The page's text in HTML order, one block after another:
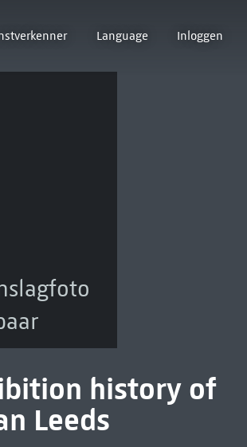
Language Inloggen
history of
Leeds